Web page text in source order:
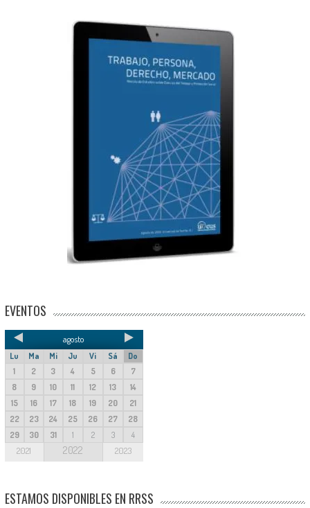
EVENTOS
agosto
Lu Ma Mi Ju Vi Sá
Do
1
2 3 4 5 6
7
8
9 10 11 12 13
14
15
16 17 18 19 20
21
22
23 24 25 26 27
28
29
30 31 1 2 3 4
2021 2022 2023
ESTAMOS DISPONIBLES EN RRSS